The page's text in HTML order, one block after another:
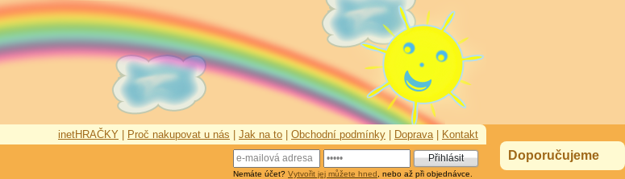
Doporučujeme
inetHRAČKY Proč nakupovat u nás Jak na to Obchodní podmínky Doprava| Kontakt
Nemáte účet? Vytvořit jej můžete hned , nebo až při objednávce.